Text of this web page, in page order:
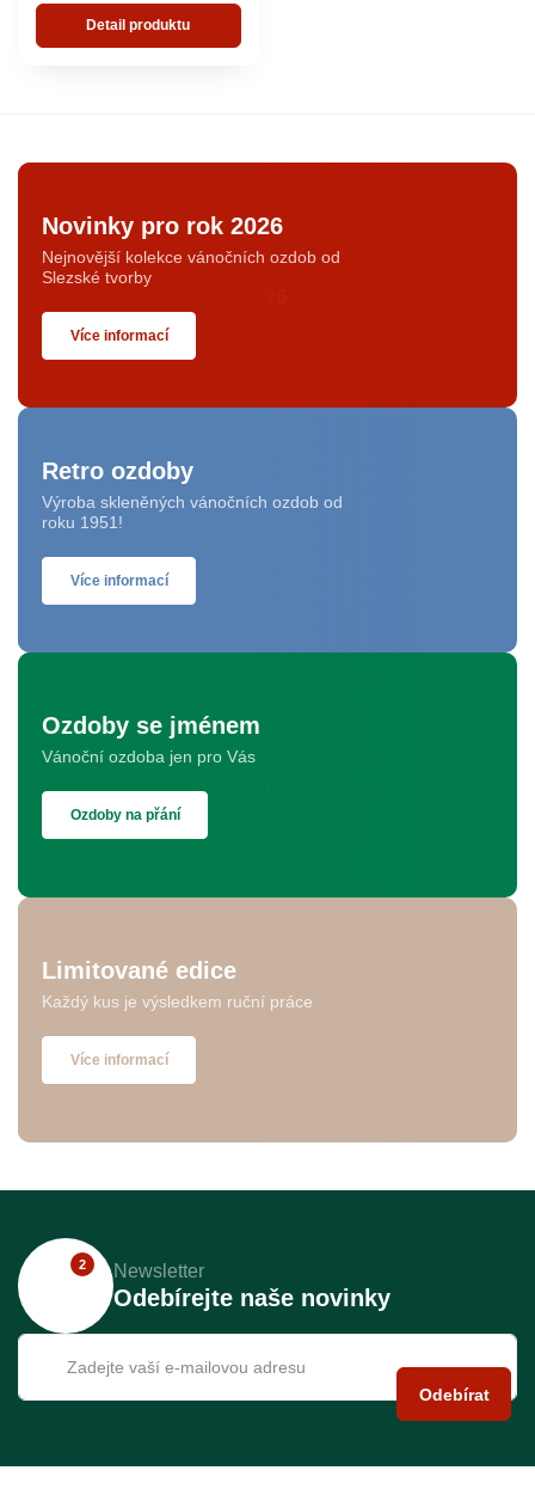
Detail produktu
Novinky pro rok 2026
Nejnovější kolekce vánočních ozdob od
Slezské tvorby
Více informací
Retro ozdoby
Výroba skleněných vánočních ozdob od
roku 1951!
Více informací
Ozdoby se jménem
Vánoční ozdoba jen pro Vás
Ozdoby na přání
Limitované edice
Každý kus je výsledkem ruční práce
Více informací
2 Newsletter
Odebírejte naše novinky
Odebírat